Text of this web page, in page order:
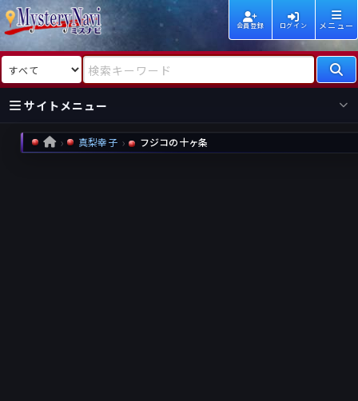
会員登録 ログイン メニュー
検索対象 検索キーワード
サイトメニュー
国内
海外
HOME 真梨幸子 フジコの十ヶ条